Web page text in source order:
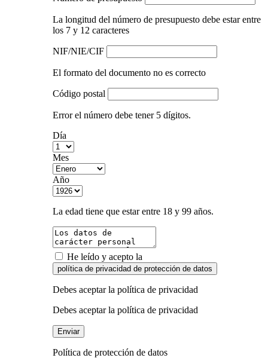
La longitud del número de presupuesto debe estar entre
los 7 y 12 caracteres
NIF/NIE/CIF
El formato del documento no es correcto
Código postal
Error el número debe tener 5 dígitos.
Día
Mes
Año
La edad tiene que estar entre 18 y 99 años.
He leído y acepto la
política de privacidad de protección de datos
Debes aceptar la política de privacidad
Debes aceptar la política de privacidad
Enviar
Política de protección de datos